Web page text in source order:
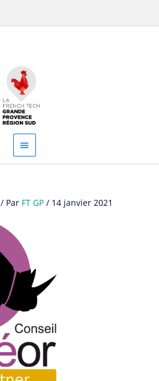
principal
/ Par FT GP/ 14 janvier 2021